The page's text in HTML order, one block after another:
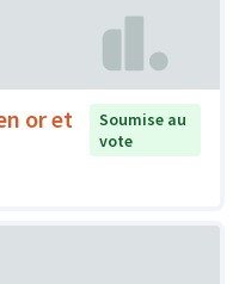
or et
Soumise au
vote